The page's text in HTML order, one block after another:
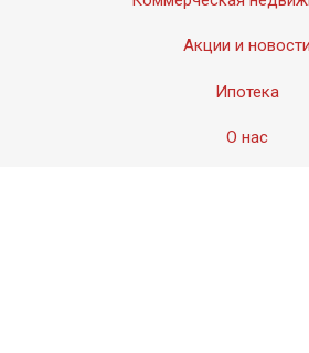
Акции и новости
Ипотека
О нас